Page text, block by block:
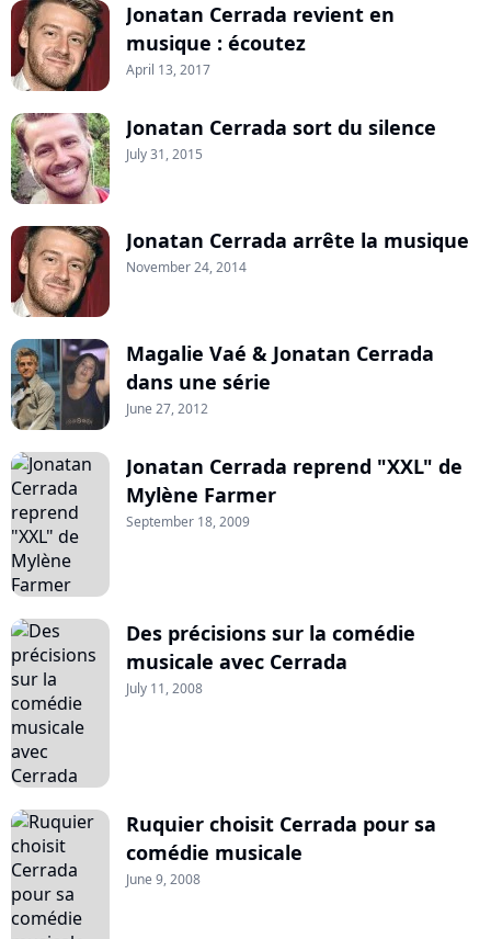
Jonatan Cerrada revient en
musique : écoutez
April 13, 2017
Jonatan Cerrada sort du silence
July 31, 2015
Jona­tan Cerrada arrête la musique
November 24, 2014
Magalie Vaé & Jonatan Cerrada
dans une série
June 27, 2012
Jonatan Cerrada reprend "XXL" de
Mylène Farmer
September 18, 2009
Des précisions sur la comédie
musicale avec Cerrada
July 11, 2008
Ruquier choisit Cerrada pour sa
comédie musicale
June 9, 2008